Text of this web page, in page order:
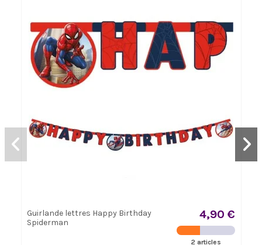
Guirlande lettres Happy Birthday
Spiderman
4,90 €
2 articles